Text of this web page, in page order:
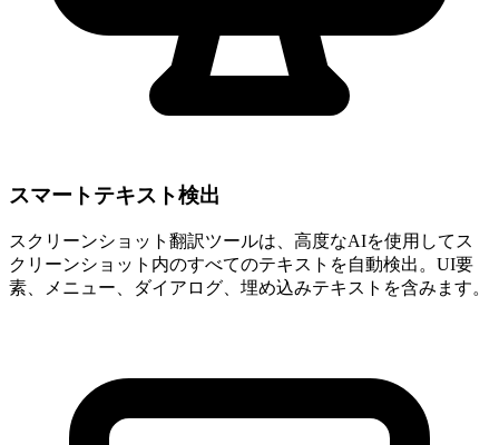
スマートテキスト検出
スクリーンショット翻訳ツールは、高度なAIを使用してス
クリーンショット内のすべてのテキストを自動検出。UI要
素、メニュー、ダイアログ、埋め込みテキストを含みます。